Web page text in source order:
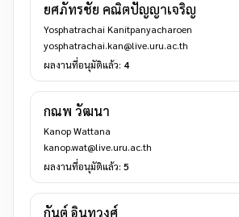
ยศภัทรชัย คณิตปัญญาเจริญ
Yosphatrachai Kanitpanyacharoen
yosphatrachai.kan@live.uru.ac.th
ผลงานที่อนุมัติแล้ว: 4
กณพ วัฒนา
Kanop Wattana
kanop.wat@live.uru.ac.th
ผลงานที่อนุมัติแล้ว: 5
กันต์ อินทุวงศ์